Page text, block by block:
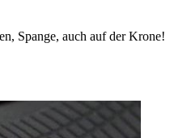
Spange, auch auf der Krone!